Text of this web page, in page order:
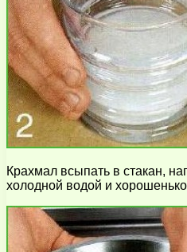
Крахмал всыпать в стакан,
холодной водой и